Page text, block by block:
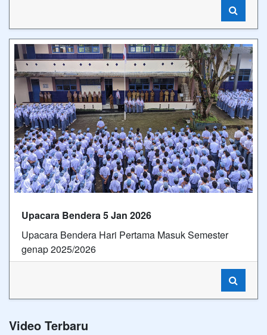
Upacara Bendera 5 Jan 2026
Upacara Bendera Hari Pertama Masuk Semester
genap 2025/2026
Video Terbaru